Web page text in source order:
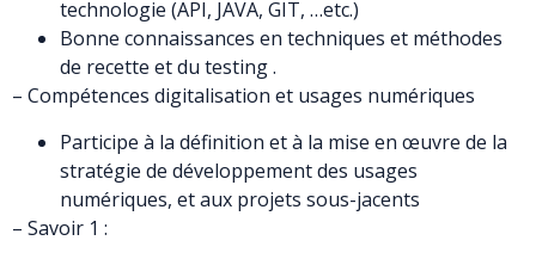
technologie (API, JAVA, GIT, …etc.)
Bonne connaissances en techniques et méthodes
de recette et du testing .
– Compétences digitalisation et usages numériques
Participe à la définition et à la mise en œuvre de la
stratégie de développement des usages
numériques, et aux projets sous-jacents
– Savoir 1 :